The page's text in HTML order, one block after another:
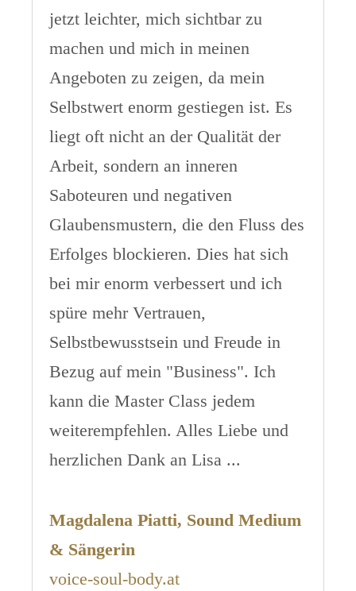
jetzt leichter, mich sichtbar zu
machen und mich in meinen
Angeboten zu zeigen, da mein
Selbstwert enorm gestiegen ist. Es
liegt oft nicht an der Qualität der
Arbeit, sondern an inneren
Saboteuren und negativen
Glaubensmustern, die den Fluss des
Erfolges blockieren. Dies hat sich
bei mir enorm verbessert und ich
spüre mehr Vertrauen,
Selbstbewusstsein und Freude in
Bezug auf mein "Business". Ich
kann die Master Class jedem
weiterempfehlen. Alles Liebe und
herzlichen Dank an Lisa ...
Magdalena Piatti, Sound Medium
& Sängerin
voice-soul-body.at